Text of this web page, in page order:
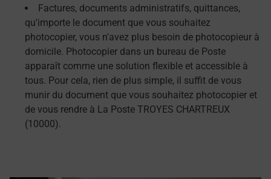
Factures, documents administratifs, quittances,
qu'importe le document que vous souhaitez
photocopier, vous n'avez plus besoin de photocopieur à
domicile. Photocopier dans un bureau de Poste
apparaît comme une solution flexible et accessible à
tous. Pour cela, rien de plus simple, il suffit de vous
munir du document que vous souhaitez photocopier et
de vous rendre à La Poste TROYES CHARTREUX
(10000).